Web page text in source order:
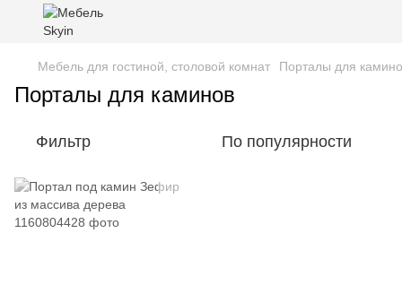
Мебель для гостиной, столовой комнат Порталы для
Порталы для каминов
Фильтр По популярности